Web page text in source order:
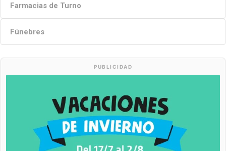
Farmacias de Turno
Fúnebres
PUBLICIDAD